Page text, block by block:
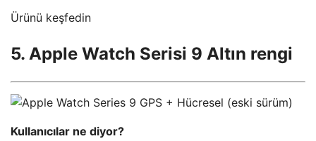
Ürünü keşfedin
5. Apple Watch Serisi 9 Altın rengi
Kullanıcılar ne diyor?